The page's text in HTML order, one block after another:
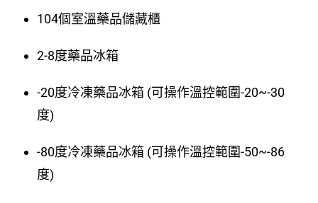
104個室溫藥品儲藏櫃
2-8度藥品冰箱
-20度冷凍藥品冰箱 (可操作溫控範圍-20~-30
度)
-80度冷凍藥品冰箱 (可操作溫控範圍-50~-86
度)